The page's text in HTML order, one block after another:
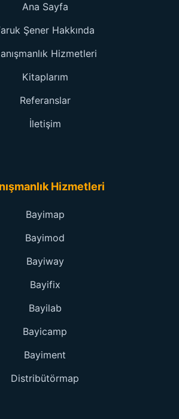
Ana Sayfa
Şener Hakkında
Hizmetleri
Kitaplarım
Referanslar
İletişim
Hizmetleri
Bayimap
Bayimod
Bayiway
Bayifix
Bayilab
Bayicamp
Bayiment
Distribütörmap